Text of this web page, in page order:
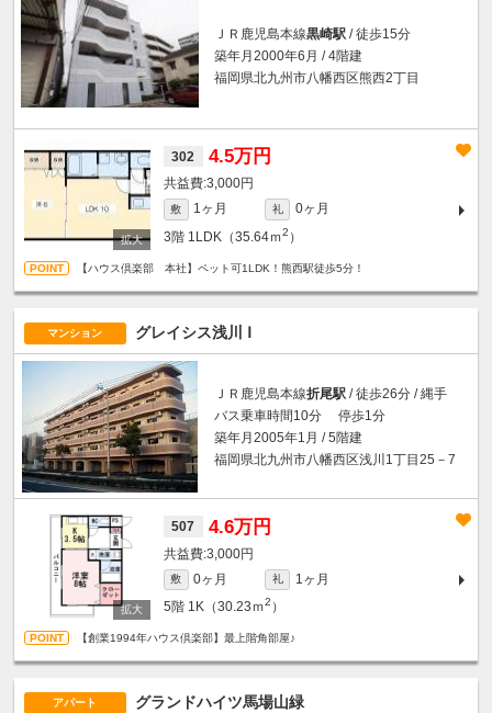
ＪＲ鹿児島本線黒崎駅 / 徒歩15分
築年月2000年6月 / 4階建
福岡県北九州市八幡西区熊西2丁目
302 4.5万円
3,000円
敷 1ヶ月 礼
0ヶ月
3階 1LDK（35.64ｍ2 ）
【ハウス倶楽部 本社】ペット可1LDK！熊西駅徒歩5分！
マンション グレイシス浅川 Ⅰ
ＪＲ鹿児島本線折尾駅 / 徒歩26分 / 縄手
バス乗車時間10分 停歩1分
築年月2005年1月 / 5階建
福岡県北九州市八幡西区浅川1丁目25－7
507 4.6万円
3,000円
敷 0ヶ月 礼
1ヶ月
5階 1K（30.23ｍ2 ）
【創業1994年ハウス倶楽部】最上階角部屋♪
アパート グランドハイツ馬場山緑